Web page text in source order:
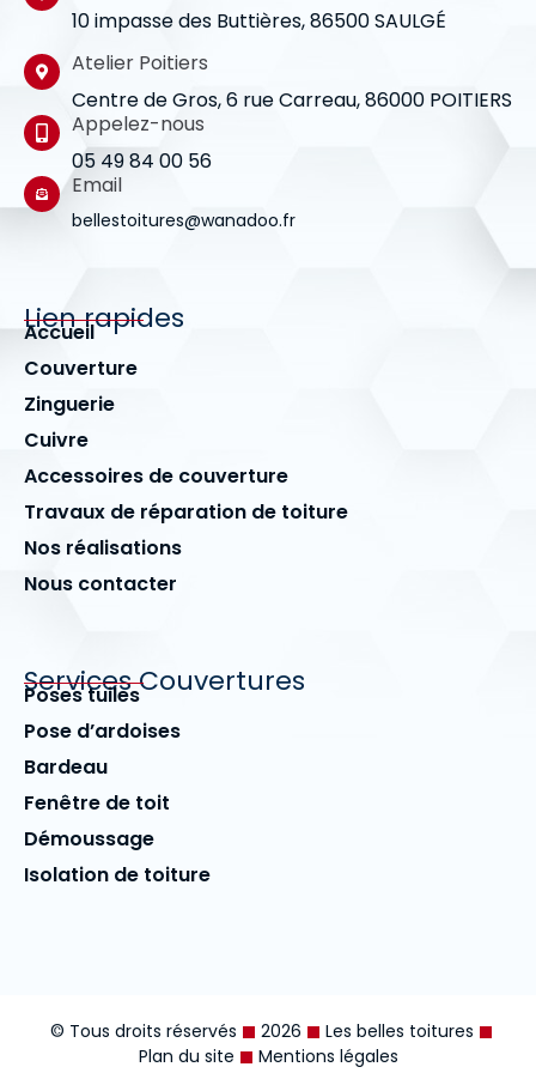
10 impasse des Buttières, 86500 SAULGÉ
Atelier Poitiers
Centre de Gros, 6 rue Carreau, 86000 POITIERS
Appelez-nous
05 49 84 00 56
Email
bellestoitures@wanadoo.fr
Lien rapides
Accueil
Couverture
Zinguerie
Cuivre
Accessoires de couverture
Travaux de réparation de toiture
Nos réalisations
Nous contacter
Services Couvertures
Poses tuiles
Pose d’ardoises
Bardeau
Fenêtre de toit
Démoussage
Isolation de toiture
© Tous droits réservés 2026
Les belles toitures
Plan du site
Mentions légales